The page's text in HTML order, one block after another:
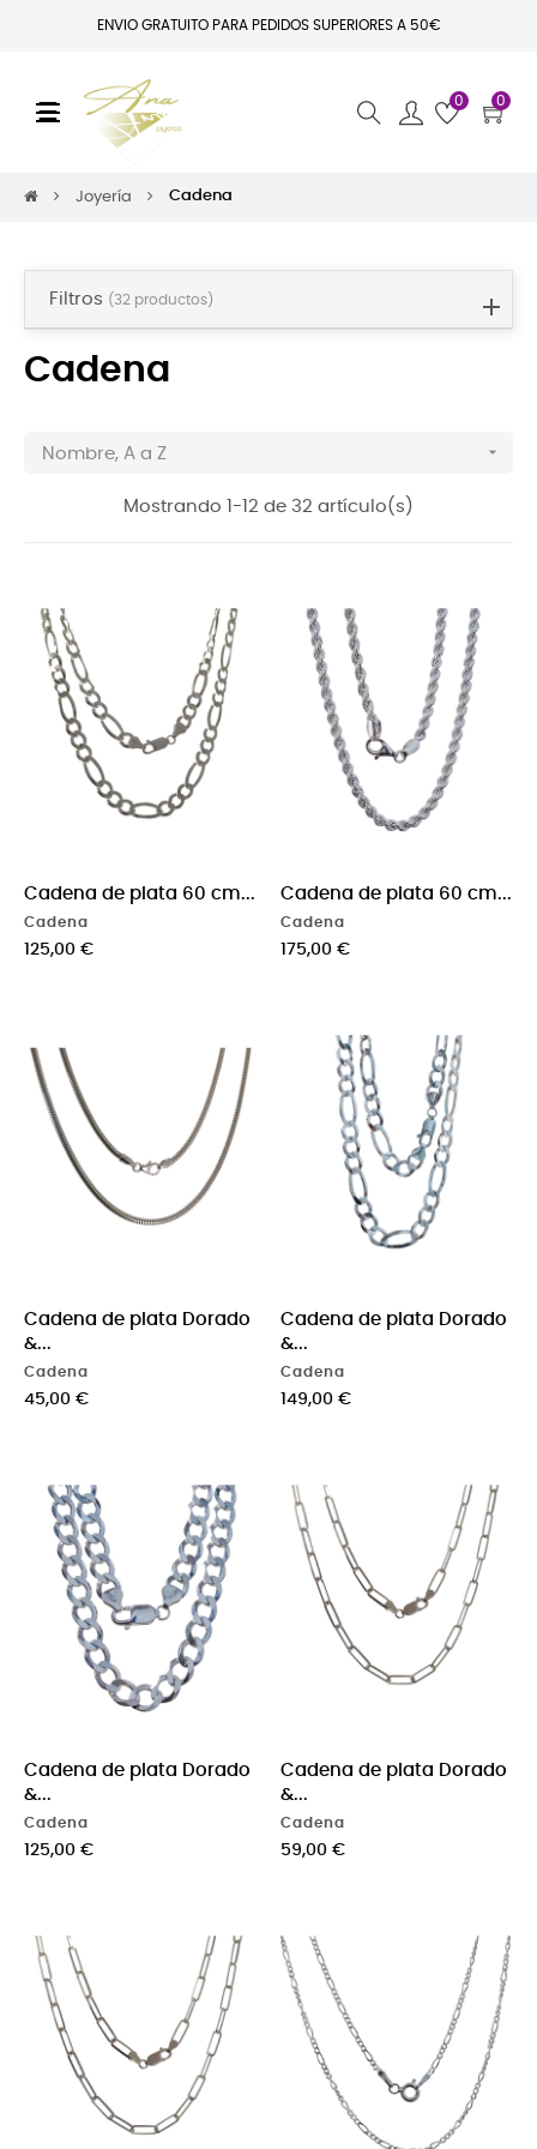
ENVIO GRATUITO PARA PEDIDOS SUPERIORES A 50€
Navegación de palanca
☰ 0 0
Joyería Cadena
Filtros (32 productos)
Cadena
Nombre, A a Z 
Mostrando 1-12 de 32 artículo(s)
Cadena de plata 60 cm...
Cadena
Precio
125,00 €
Cadena de plata 60 cm...
Cadena
Precio
175,00 €
Cadena de plata Dorado
&...
Cadena
Precio
45,00 €
Cadena de plata Dorado
&...
Cadena
Precio
149,00 €
Cadena de plata Dorado
&...
Cadena
Precio
125,00 €
Cadena de plata Dorado
&...
Cadena
Precio
59,00 €